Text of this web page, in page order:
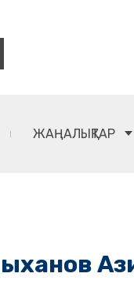
ЖАҢАЛЫҚТАР